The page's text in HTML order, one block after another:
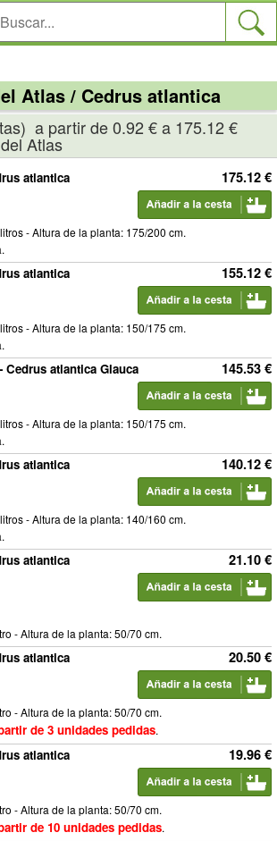
Atlas / Cedrus atlantica
a partir de 0.92 € a 175.12 €
Atlas
175.12 €
atlantica
- Altura de la planta: 175/200 cm.
155.12 €
atlantica
- Altura de la planta: 150/175 cm.
145.53 €
atlantica Glauca
- Altura de la planta: 150/175 cm.
140.12 €
atlantica
- Altura de la planta: 140/160 cm.
21.10 €
atlantica
- Altura de la planta: 50/70 cm.
20.50 €
atlantica
- Altura de la planta: 50/70 cm.
de 3 unidades pedidas.
19.96 €
atlantica
- Altura de la planta: 50/70 cm.
de 10 unidades pedidas.